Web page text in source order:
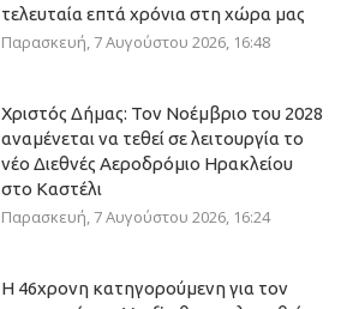
τελευταία επτά χρόνια στη χώρα μας
Παρασκευή, 7 Αυγούστου 2026, 16:48
Χριστός Δήμας: Τον Νοέμβριο του 2028
αναμένεται να τεθεί σε λειτουργία το
νέο Διεθνές Αεροδρόμιο Ηρακλείου
στο Καστέλι
Παρασκευή, 7 Αυγούστου 2026, 16:24
Η 46χρονη κατηγορούμενη για τον